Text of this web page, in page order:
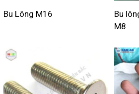
Bu Lông M16
Bu
M8